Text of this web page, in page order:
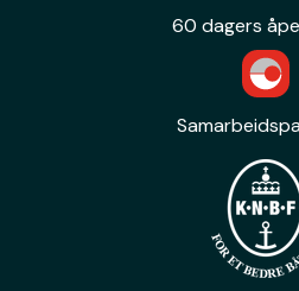
60 dagers